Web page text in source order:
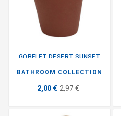
GOBELET DESERT SUNSET
BATHROOM COLLECTION
2,00 € 2,97 €